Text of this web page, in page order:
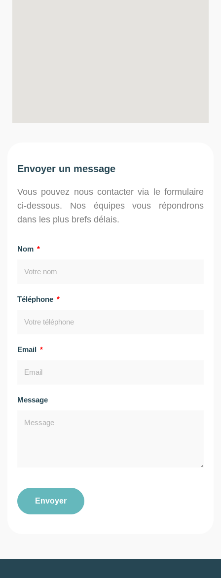
Envoyer un message
Vous pouvez nous contacter via le formulaire
ci-dessous. Nos équipes vous répondrons
dans les plus brefs délais.
Nom
Téléphone
Email
Message
Envoyer